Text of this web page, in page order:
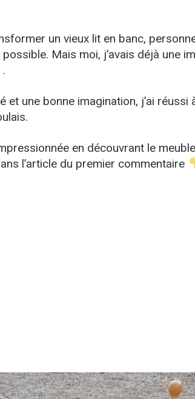
un vieux lit en banc,
Mais moi, j’avais déjà une
.
et une bonne imagination, j’ai réussi
en découvrant le
l’article du premier commentaire